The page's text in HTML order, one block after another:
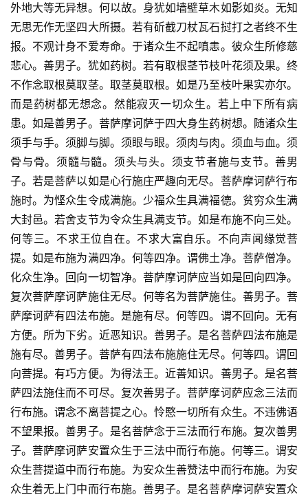
外地大等无异想。何以故。身犹如墙壁草木如影如炎。无知
无思无作无坚四大所摄。若有斫截刀杖瓦石挝打之者终不生
报。不观计身不爱寿命。于诸众生不起嗔恚。彼众生所修慈
悲心。善男子。犹如药树。若有取根茎节枝叶花须及果。终
不作念取根莫取茎。取茎莫取根。如是乃至枝叶果实亦尔。
而是药树都无想念。然能寂灭一切众生。若上中下所有病
患。如是善男子。菩萨摩诃萨于四大身生药树想。随诸众生
须手与手。须脚与脚。须眼与眼。须肉与肉。须血与血。须
骨与骨。须髓与髓。须头与头。须支节者施与支节。善男
子。若是菩萨以如是心行施庄严趣向无尽。菩萨摩诃萨行布
施时。为悭众生令成满施。少福众生具满福德。贫穷众生满
大封邑。若舍支节为令众生具满支节。如是布施不向三处。
何等三。不求王位自在。不求大富自乐。不向声闻缘觉菩
提。如是布施为满四净。何等四净。谓佛土净。菩萨僧净。
化众生净。回向一切智净。菩萨摩诃萨应当如是回向四净。
复次菩萨摩诃萨施住无尽。何等名为菩萨施住。善男子。菩
萨摩诃萨有四法布施。是施有尽。何等四。谓不回向。无有
方便。所为下劣。近恶知识。善男子。是名菩萨四法布施是
施有尽。善男子。菩萨有四法布施施住无尽。何等四。谓回
向菩提。有巧方便。为得法王。近善知识。善男子。是名菩
萨四法施住而不可尽。复次善男子。菩萨摩诃萨应念三法而
行布施。谓念不离菩提之心。怜愍一切所有众生。不违佛语
不望果报。善男子。是名菩萨念于三法而行布施。复次善男
子。菩萨摩诃萨安置众生于三法中而行布施。何等三。谓安
众生菩提道中而行布施。为安众生善赞法中而行布施。为安
众生着无上门中而行布施。善男子。是名菩萨摩诃萨安置众